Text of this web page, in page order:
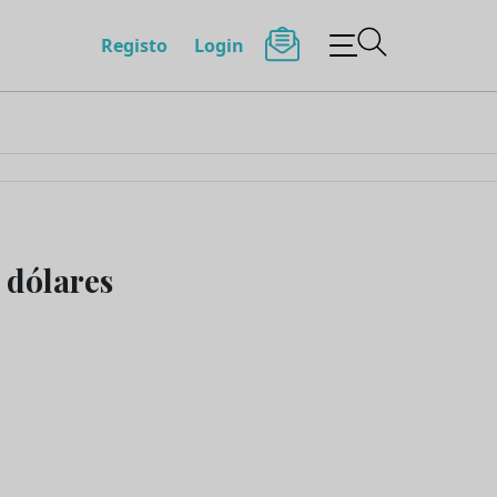
Registo Login
dólares